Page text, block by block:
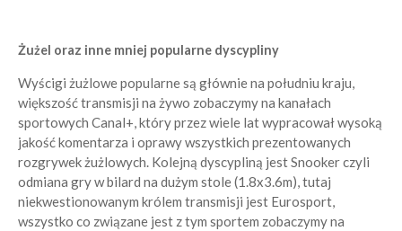
Żużel oraz inne mniej popularne dyscypliny
Wyścigi żużlowe popularne są głównie na południu kraju,
większość transmisji na żywo zobaczymy na kanałach
sportowych Canal+, który przez wiele lat wypracował wysoką
jakość komentarza i oprawy wszystkich prezentowanych
rozgrywek żużlowych. Kolejną dyscypliną jest Snooker czyli
odmiana gry w bilard na dużym stole (1.8x3.6m), tutaj
niekwestionowanym królem transmisji jest Eurosport,
wszystko co związane jest z tym sportem zobaczymy na